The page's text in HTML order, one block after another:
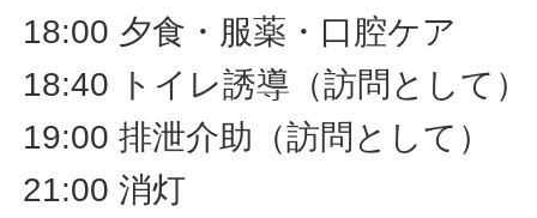
18:00 夕食・服薬・口腔ケア
18:40 トイレ誘導（訪問として）
19:00 排泄介助（訪問として）
21:00 消灯